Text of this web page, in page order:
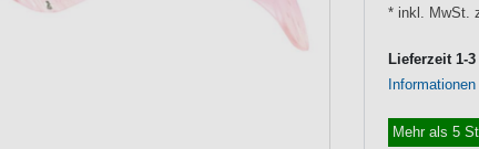
* inkl. MwSt.
Lieferzeit 1-
Mehr als 5